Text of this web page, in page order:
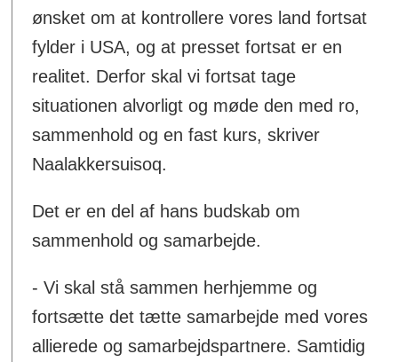
ønsket om at kontrollere vores land fortsat
fylder i USA, og at presset fortsat er en
realitet. Derfor skal vi fortsat tage
situationen alvorligt og møde den med ro,
sammenhold og en fast kurs, skriver
Naalakkersuisoq.
Det er en del af hans budskab om
sammenhold og samarbejde.
- Vi skal stå sammen herhjemme og
fortsætte det tætte samarbejde med vores
allierede og samarbejdspartnere. Samtidig